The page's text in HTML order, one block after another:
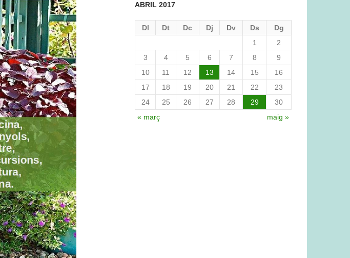
ABRIL 2017
Dl Dt Dc Dj Dv Ds
Dg
1
2
3
4 5 6 7 8
9
10
11 12 13 14 15
16
17
18 19 20 21 22
23
24
25 26 27 28 29
30
« març
maig »